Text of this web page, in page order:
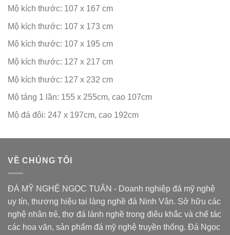
Mộ kích thước: 107 x 167 cm
Mộ kích thước: 107 x 173 cm
Mộ kích thước: 107 x 195 cm
Mộ kích thước: 127 x 217 cm
Mộ kích thước: 127 x 232 cm
Mộ táng 1 lần: 155 x 255cm, cao 107cm
Mộ đá đôi: 247 x 197cm, cao 192cm
VỀ CHÚNG TÔI
ĐÁ MỸ NGHỆ NGỌC TUẤN - Doanh nghiệp đá mỹ nghệ
uy tín, thương hiệu tại làng nghề đá Ninh Vân. Sở hữu các
nghệ nhân trẻ, thợ đá lành nghề trong điêu khắc và chế tác
các hoa văn, sản phẩm đá mỹ nghệ truyền thống. Đá Ngọc